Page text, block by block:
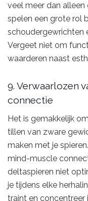
veel meer dan alleen
spelen een grote rol
schoudergewrichten
Vergeet niet om
waarderen naast
9. Verwaarlozen
connectie
Het is gemakkelijk
tillen van zware
maken met je
mind-muscle
deltaspieren niet
je tijdens elke
traint en concentreer